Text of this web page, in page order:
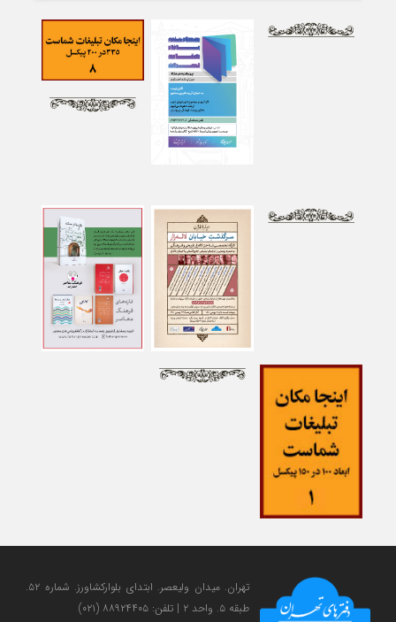
تهران. میدان ولی‎عصر. ابتدای بلوارکشاورز. شماره ۵۲.
طبقه ۵. واحد ۲ | تلفن: ۸۸۹۲۴۴۰۵ (۰۲۱)